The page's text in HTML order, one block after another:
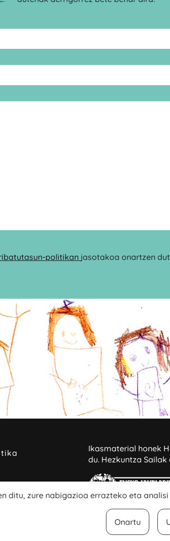
politikan jasotakoa onartzen
Ikasmaterial honek
du. Hezkuntza
ditu, zure nabigazioa errazteko eta
Onartu